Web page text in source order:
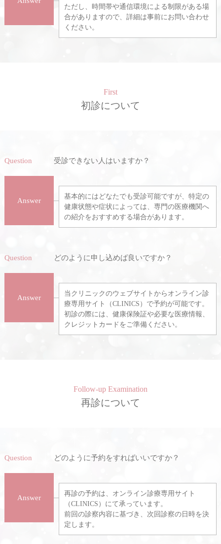
ただし、時間帯や通信環境による制限がある場
合がありますので、詳細は事前にお問い合わせ
ください。
First
初診について
Question 受診できない人はいますか？
Answer
基本的にはどなたでも受診可能ですが、特定の
健康状態や症状によっては、専門の医療機関へ
の紹介をおすすめする場合があります。
Question どのように申し込めば良いですか？
Answer
当クリニックのウェブサイトからオンライン診
療専用サイト（CLINICS）で予約が可能です。
初診の際には、健康保険証や必要な医療情報、
クレジットカードをご準備ください。
Follow-up Examination
再診について
Question どのように予約をすればいいですか？
Answer
再診の予約は、オンライン診療専用サイト
（CLINICS）にて承っています。
前回の診察内容に基づき、次回診察の日時を決
定します。